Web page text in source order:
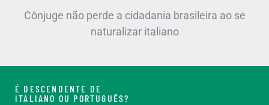
Cônjuge não perde a cidadania brasileira ao se
naturalizar italiano
É DESCENDENTE DE
ITALIANO OU PORTUGUÊS?